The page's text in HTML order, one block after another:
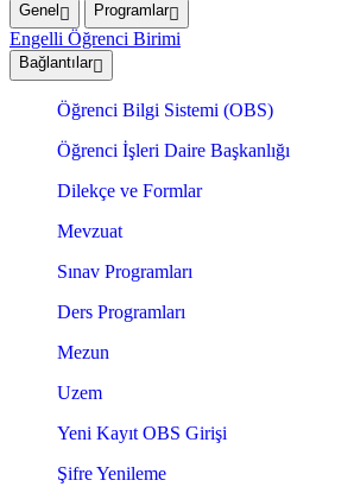
Genel Programlar
Engelli Öğrenci Birimi
Bağlantılar
Öğrenci Bilgi Sistemi (OBS)
Öğrenci İşleri Daire Başkanlığı
Dilekçe ve Formlar
Mevzuat
Sınav Programları
Ders Programları
Mezun
Uzem
Yeni Kayıt OBS Girişi
Şifre Yenileme